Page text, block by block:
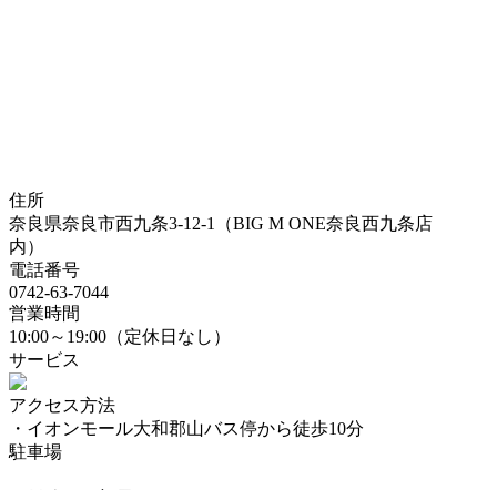
住所
奈良県奈良市西九条3-12-1（BIG M ONE奈良西九条店
内）
電話番号
0742-63-7044
営業時間
10:00～19:00（定休日なし）
サービス
アクセス方法
・イオンモール大和郡山バス停から徒歩10分
駐車場